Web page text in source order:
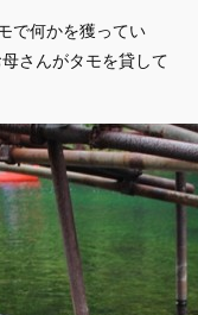
で何かを獲ってい
さんがタモを貸して